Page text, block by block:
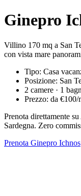
Ginepro
Villino 170 mq a San
con vista mare
Tipo: Casa
Posizione: San
2 camere · 1
Prezzo: da €100/
Prenota direttamente
Sardegna. Zero
Prenota Ginepro Ichnos